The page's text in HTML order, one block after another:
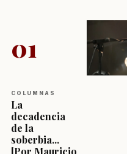
01
COLUMNAS
La
decadencia
de la
soberbia...
[Por Mauricio